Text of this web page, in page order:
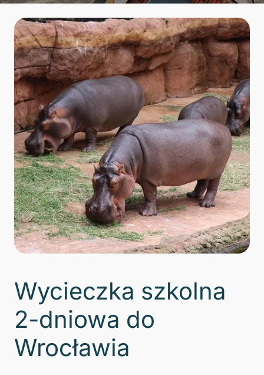
Wycieczka szkolna
2-dniowa do
Wrocławia